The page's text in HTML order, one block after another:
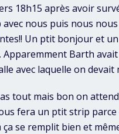
18h15 après avoir
avec nous puis nous
Un ptit bonjour et
Apparemment Barth
avec laquelle on
tout mais bon on
fera un ptit strip parce
se remplit bien et